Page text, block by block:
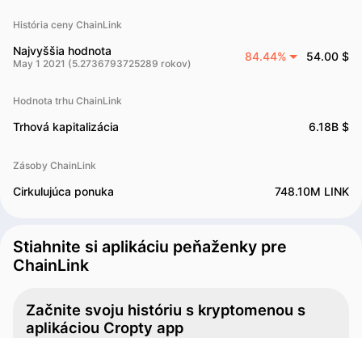
História ceny ChainLink
Najvyššia hodnota
May 1 2021 (5.2736793725289 rokov)
84.44% 54.00 $
Hodnota trhu ChainLink
Trhová kapitalizácia 6.18B $
Zásoby ChainLink
Cirkulujúca ponuka 748.10M LINK
Stiahnite si aplikáciu peňaženky pre
ChainLink
Začnite svoju históriu s kryptomenou s
aplikáciou Cropty app